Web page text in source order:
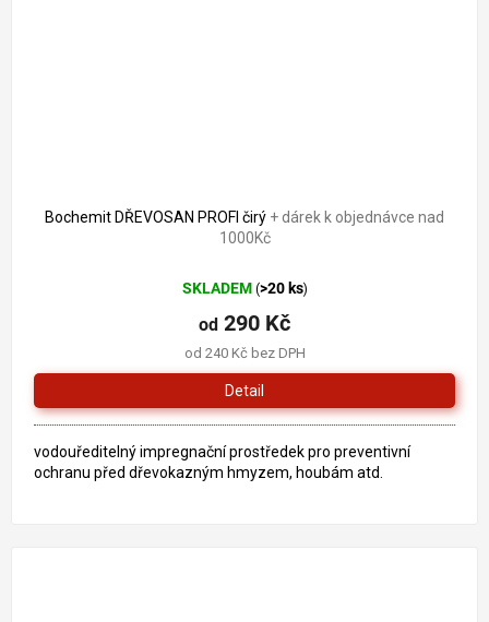
Bochemit DŘEVOSAN PROFI čirý + dárek k objednávce nad
1000Kč
SKLADEM (>20 ks)
od 240 Kč bez DPH
od 290 Kč
Detail
vodouředitelný impregnační prostředek pro preventivní
ochranu před dřevokazným hmyzem, houbám atd.